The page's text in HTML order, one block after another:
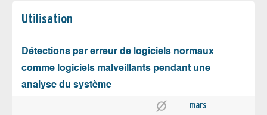
Utilisation
Détections par erreur de logiciels normaux
comme logiciels malveillants pendant une
analyse du système
mars